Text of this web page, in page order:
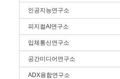
인공지능연구소
피지컬AI연구소
입체통신연구소
공간미디어연구소
ADX융합연구소